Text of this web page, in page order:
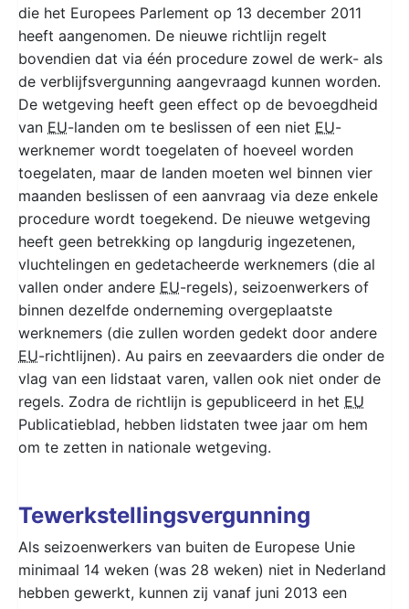
die het Europees Parlement op 13 december 2011
heeft aangenomen. De nieuwe richtlijn regelt
bovendien dat via één procedure zowel de werk- als
de verblijfsvergunning aangevraagd kunnen worden.
De wetgeving heeft geen effect op de bevoegdheid
van EU-landen om te beslissen of een niet EU-
werknemer wordt toegelaten of hoeveel worden
toegelaten, maar de landen moeten wel binnen vier
maanden beslissen of een aanvraag via deze enkele
procedure wordt toegekend. De nieuwe wetgeving
heeft geen betrekking op langdurig ingezetenen,
vluchtelingen en gedetacheerde werknemers (die al
vallen onder andere EU-regels), seizoenwerkers of
binnen dezelfde onderneming overgeplaatste
werknemers (die zullen worden gedekt door andere
EU-richtlijnen). Au pairs en zeevaarders die onder de
vlag van een lidstaat varen, vallen ook niet onder de
regels. Zodra de richtlijn is gepubliceerd in het EU
Publicatieblad, hebben lidstaten twee jaar om hem
om te zetten in nationale wetgeving.
Tewerkstellingsvergunning
Als seizoenwerkers van buiten de Europese Unie
minimaal 14 weken (was 28 weken) niet in Nederland
hebben gewerkt, kunnen zij vanaf juni 2013 een